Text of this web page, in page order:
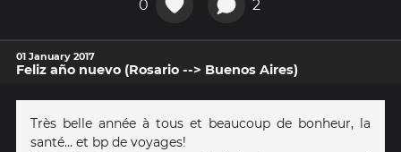
0 2
01 January 2017
Feliz año nuevo (Rosario --> Buenos Aires)
Très belle année à tous et beaucoup de bonheur, la
santé... et bp de voyages!